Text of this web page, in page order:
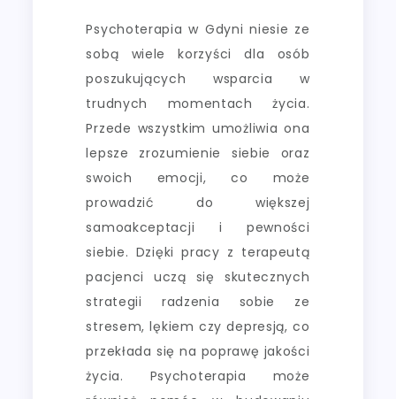
Psychoterapia w Gdyni niesie ze
sobą wiele korzyści dla osób
poszukujących wsparcia w
trudnych momentach życia.
Przede wszystkim umożliwia ona
lepsze zrozumienie siebie oraz
swoich emocji, co może
prowadzić do większej
samoakceptacji i pewności
siebie. Dzięki pracy z terapeutą
pacjenci uczą się skutecznych
strategii radzenia sobie ze
stresem, lękiem czy depresją, co
przekłada się na poprawę jakości
życia. Psychoterapia może